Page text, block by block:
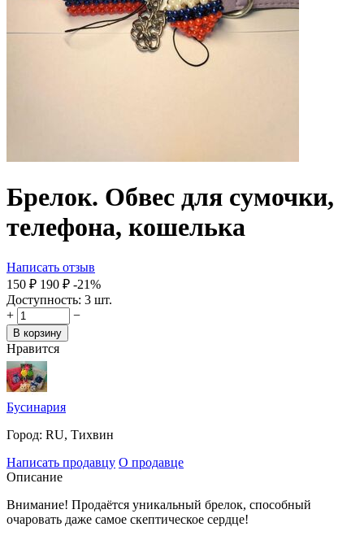
Брелок. Обвес для сумочки,
телефона, кошелька
Написать отзыв
‍150‍ ₽ ‍190‍ ₽ -21%
Доступность: 3 шт.
+
−
В корзину
Нравится
Бусинария
Город: RU, Тихвин
Написать продавцу О продавце
Описание
Внимание! Продаётся уникальный брелок, способный
очаровать даже самое скептическое сердце!